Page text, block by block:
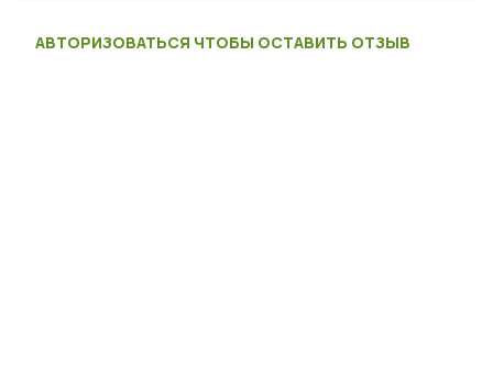
АВТОРИЗОВАТЬСЯ ЧТОБЫ ОСТАВИТЬ ОТЗЫВ